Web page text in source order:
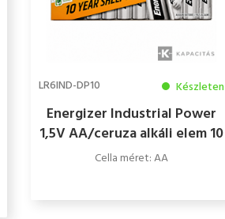
LR6IND-DP10 Készleten
Energizer Industrial Power
1,5V AA/ceruza alkáli elem 10
db/csomag
Cella méret: AA